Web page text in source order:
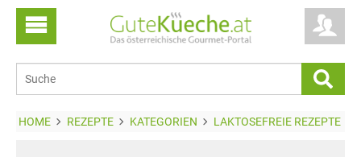
HOME REZEPTE KATEGORIEN LAKTOSEFREIE REZEPTE